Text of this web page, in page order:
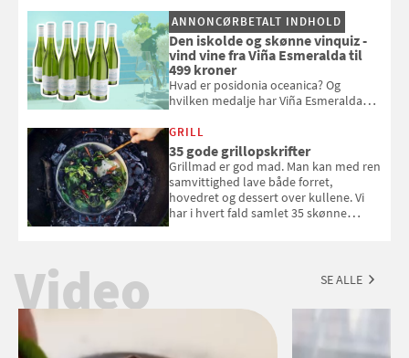
og se, hvordan du gør
ANNONCØRBETALT INDHOLD
Den iskolde og skønne vinquiz -
vind vine fra Viña Esmeralda til
499 kroner
Hvad er posidonia oceanica? Og
hvilken medalje har Viña Esmeralda
med i Samvirkes skønne vinquiz, hvor
du kan vinde 6 flasker vin fra Viña
Esmeralda. Konkurrencen slutter 1.
september 2026.
GRILL
35 gode grillopskrifter
Grillmad er god mad. Man kan med ren
samvittighed lave både forret,
hovedret og dessert over kullene. Vi
har i hvert fald samlet 35 skønne
Video SE ALLE